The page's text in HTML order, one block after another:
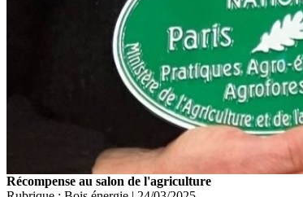
Récompense au salon de l'agriculture